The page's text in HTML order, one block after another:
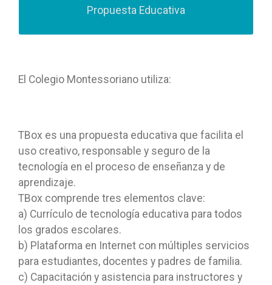
Propuesta Educativa
programa de inglés desde Parvularia 4 hasta
Bachillerato
El Colegio Montessoriano utiliza:
TBox es una propuesta educativa que facilita el
uso creativo, responsable y seguro de la
tecnología en el proceso de enseñanza y de
aprendizaje.
TBox comprende tres elementos clave:
a) Currículo de tecnología educativa para todos
los grados escolares.
b) Plataforma en Internet con múltiples servicios
para estudiantes, docentes y padres de familia.
c) Capacitación y asistencia para instructores y